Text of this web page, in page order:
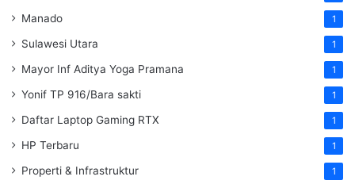
Manado 1
Sulawesi Utara 1
Mayor Inf Aditya Yoga Pramana 1
Yonif TP 916/Bara sakti 1
Daftar Laptop Gaming RTX 1
HP Terbaru 1
Properti & Infrastruktur 1